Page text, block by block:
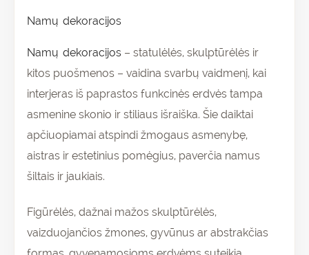
Namų dekoracijos
Namų dekoracijos – statulėlės, skulptūrėlės ir
kitos puošmenos – vaidina svarbų vaidmenį, kai
interjeras iš paprastos funkcinės erdvės tampa
asmenine skonio ir stiliaus išraiška. Šie daiktai
apčiuopiamai atspindi žmogaus asmenybę,
aistras ir estetinius pomėgius, paverčia namus
šiltais ir jaukiais.
Figūrėlės, dažnai mažos skulptūrėlės,
vaizduojančios žmones, gyvūnus ar abstrakčias